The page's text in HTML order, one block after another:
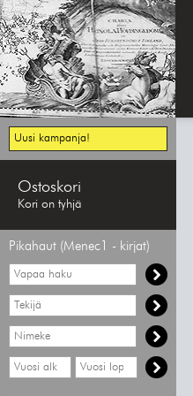
Uusi kampanja!
Ostoskori
Kori on tyhjä
Pikahaut (Menec1 - kirjat)
Vapaa
haku
Hae
tekijää
Hae
nimekettä
Hae
vähimmäisvuosi
Hae
enimmäisvuosi